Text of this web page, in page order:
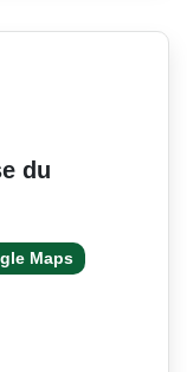
du
Maps